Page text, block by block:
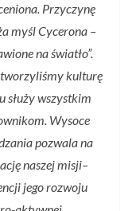
Przyczynę
myśl Cycerona –
na światło”.
kulturę
służy wszystkim
Wysoce
pozwala na
naszej misji–
jego rozwoju